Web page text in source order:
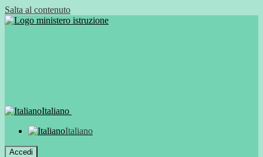
Salta al contenuto
Italiano
Italiano
Accedi